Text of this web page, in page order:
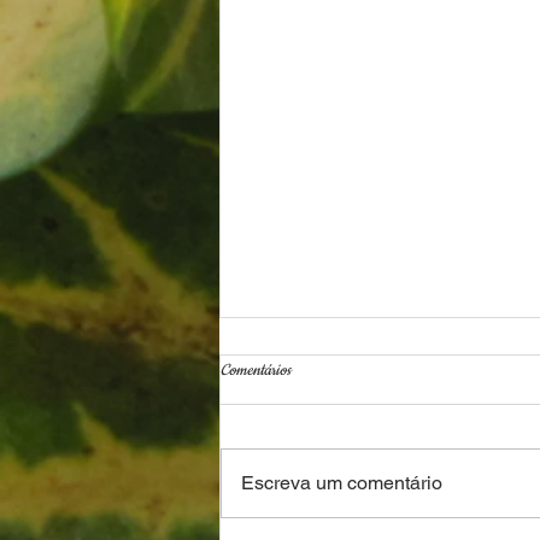
Comentários
Escreva um comentário